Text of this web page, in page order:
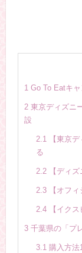
1 Go To Eatキ
2 東京ディズニ
設
2.1【東京デ
る
2.2【ディズ
2.3【オフィ
2.4【イクス
3 千葉県の「プ
3.1購入方法